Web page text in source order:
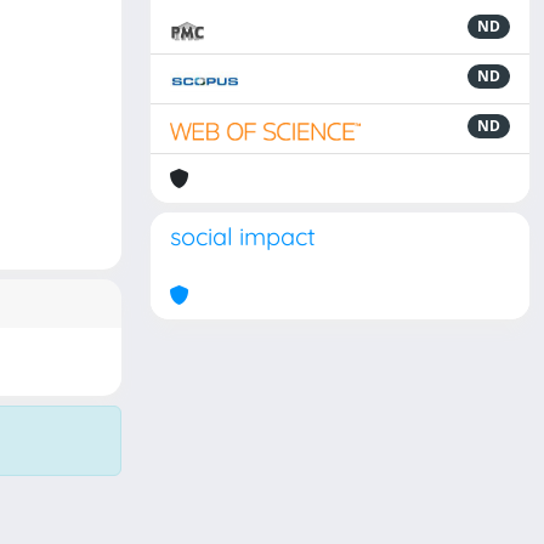
ND
ND
ND
social impact